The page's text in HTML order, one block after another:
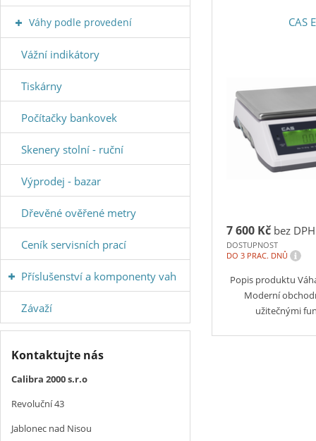
CAS
7 600 Kč bez DPH
DOSTUPNOST
DO 3 PRAC. DNŮ
i
Popis produktu
Moderní
užitečnými
Váhy podle provedení
Vážní indikátory
Tiskárny
Počítačky bankovek
Skenery stolní - ruční
Výprodej - bazar
Dřevěné ověřené metry
Ceník servisních prací
Příslušenství a komponenty vah
Závaží
Kontaktujte nás
Calibra 2000 s.r.o
Revoluční 43
Jablonec nad Nisou